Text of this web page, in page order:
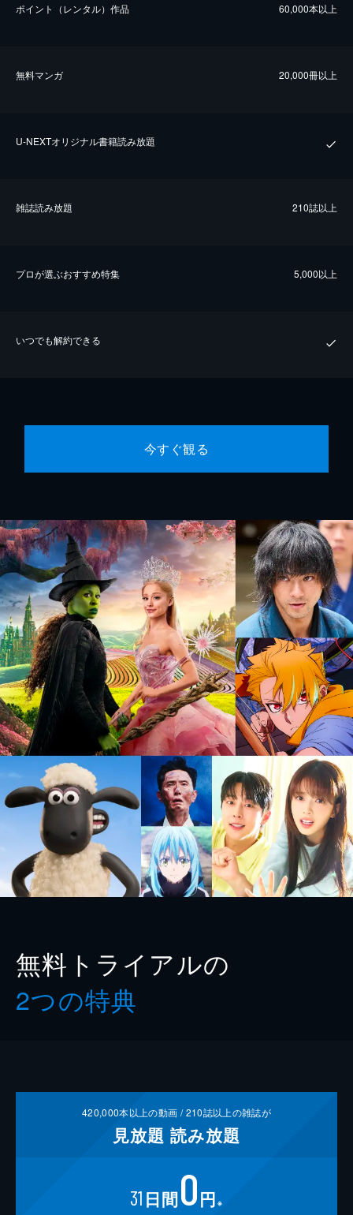
ポイント（レンタル）作品 60,000本以上
無料マンガ 20,000冊以上
U-NEXTオリジナル書籍読み放題
雑誌読み放題 210誌以上
プロが選ぶおすすめ特集 5,000以上
いつでも解約できる
今すぐ観る
無料トライアルの
2つの特典
420,000本以上の動画 /210誌以上の雑誌が
見放題 読み放題
31 日間0円 ※